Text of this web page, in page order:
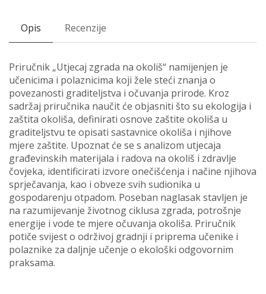
Opis Recenzije
Priručnik „Utjecaj zgrada na okoliš“ namijenjen je
učenicima i polaznicima koji žele steći znanja o
povezanosti graditeljstva i očuvanja prirode. Kroz
sadržaj priručnika naučit će objasniti što su ekologija i
zaštita okoliša, definirati osnove zaštite okoliša u
graditeljstvu te opisati sastavnice okoliša i njihove
mjere zaštite. Upoznat će se s analizom utjecaja
građevinskih materijala i radova na okoliš i zdravlje
čovjeka, identificirati izvore onečišćenja i načine njihova
sprječavanja, kao i obveze svih sudionika u
gospodarenju otpadom. Poseban naglasak stavljen je
na razumijevanje životnog ciklusa zgrada, potrošnje
energije i vode te mjere očuvanja okoliša. Priručnik
potiče svijest o održivoj gradnji i priprema učenike i
polaznike za daljnje učenje o ekološki odgovornim
praksama.